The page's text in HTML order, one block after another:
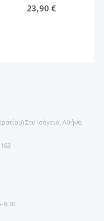
23,90 €
Στο Ισόγειο, Αθήνα
8.30